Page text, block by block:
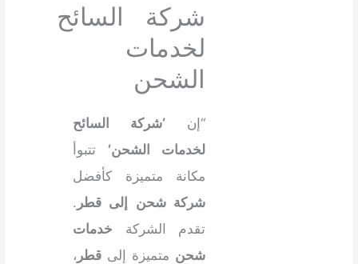
شركة السائح
لخدمات
الشحن
“إن ‘شركة السائح
لخدمات الشحن’ تتبوأ
مكانة متميزة كأفضل
شركة شحن إلى قطر .
تقدم الشركة خدمات
شحن متميزة إلى قطر ،